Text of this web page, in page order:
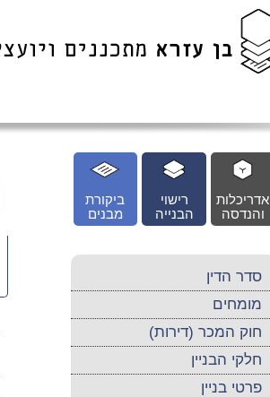
ביקורת
מבנים
רישוי
הבנייה
אדריכלות
והנדסה
סדר הדין
מומחים
חוק המכר (דירות)
חלקי הבניין
פרטי בניין